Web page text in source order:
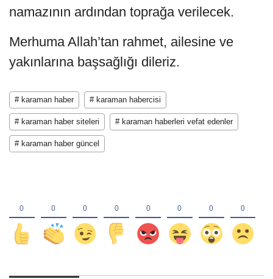
namazının ardından toprağa verilecek.
Merhuma Allah’tan rahmet, ailesine ve
yakınlarına başsağlığı dileriz.
# karaman haber # karaman habercisi
# karaman haber siteleri # karaman haberleri vefat edenler
# karaman haber güncel